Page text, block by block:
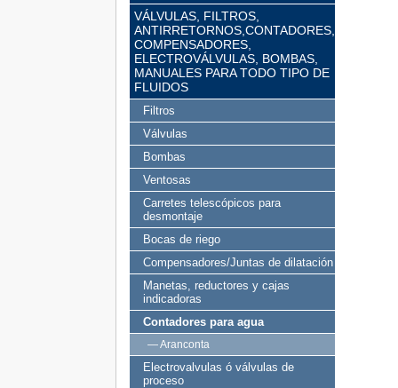
VÁLVULAS, FILTROS,
ANTIRRETORNOS,CONTADORES,
COMPENSADORES,
ELECTROVÁLVULAS, BOMBAS,
MANUALES PARA TODO TIPO DE
FLUIDOS
Filtros
Válvulas
Bombas
Ventosas
Carretes telescópicos para
desmontaje
Bocas de riego
Compensadores/Juntas de dilatación
Manetas, reductores y cajas
indicadoras
Contadores para agua
— Aranconta
Electrovalvulas ó válvulas de
proceso